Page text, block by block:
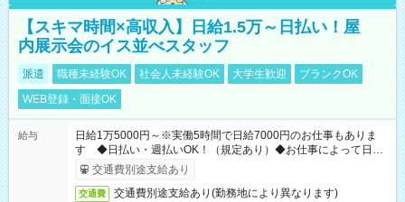
【スキマ時間×高収入】日給1.5万～日払い！屋
内展示会のイス並べスタッフ
派遣 職種未経験OK 社会人未経験OK 大学生歓迎
ブランクOK
WEB登録・面接OK
給与
日給1万5000円～※実働5時間で日給7000円のお仕事もありま
す ◆日払い・週払いOK！（規定あり）◆お仕事によって日給
も異なります
交通費別途支給あり
交通費 交通費別途支給あり(勤務地により異なります)